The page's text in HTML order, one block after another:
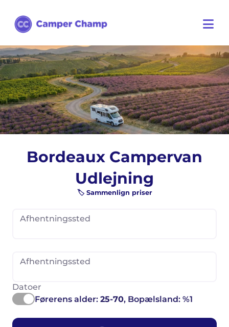
Bordeaux Campervan
Udlejning
🏷️ Sammenlign priser
Afhentningssted
Afhentningssted
Datoer
Førerens alder: 25-70, Bopælsland: %1